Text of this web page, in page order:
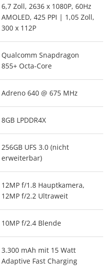
6,7 Zoll, 2636 x 1080P, 60Hz
AMOLED, 425 PPI | 1,05 Zoll,
300 x 112P
Qualcomm Snapdragon
855+ Octa-Core
Adreno 640 @ 675 MHz
8GB LPDDR4X
256GB UFS 3.0 (nicht
erweiterbar)
12MP f/1.8 Hauptkamera,
12MP f/2.2 Ultraweit
10MP f/2.4 Blende
3.300 mAh mit 15 Watt
Adaptive Fast Charging